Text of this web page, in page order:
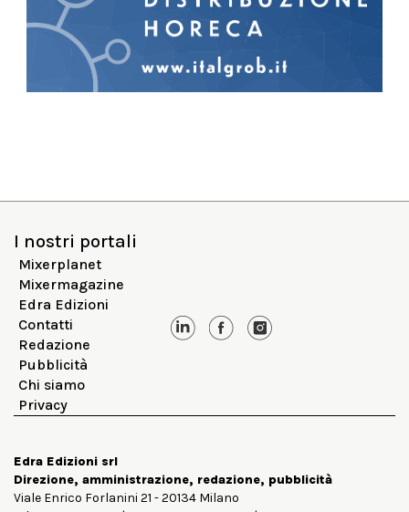
I nostri portali
Mixerplanet
Mixermagazine
Edra Edizioni
Contatti
Redazione
Pubblicità
Chi siamo
Privacy
Edra Edizioni srl
Direzione, amministrazione, redazione, pubblicità
Viale Enrico Forlanini 21 - 20134 Milano